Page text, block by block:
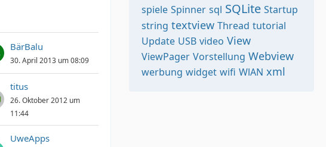
BärBalu
30. April 2013 um 08:09
titus
26. Oktober 2012 um
11:44
UweApps
spiele Spinner sql SQLite Startup
string textview Thread tutorial
Update USB video View
ViewPager Vorstellung Webview
werbung widget wifi WlAN xml